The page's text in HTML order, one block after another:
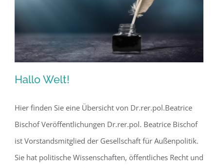
Hallo Welt!
Hallo Welt!
Hier finden Sie eine Übersicht von Dr.rer.pol.Beatrice
Bischof Veröffentlichungen Dr.rer.pol. Beatrice Bischof
ist Vorstandsmitglied der Gesellschaft für Außenpolitik.
Sie hat politische Wissenschaften, öffentliches Recht und